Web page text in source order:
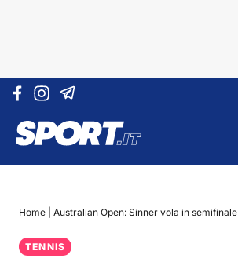
Vai al contenuto
Home Australian Open: Sinner vola in semifinale
TENNIS